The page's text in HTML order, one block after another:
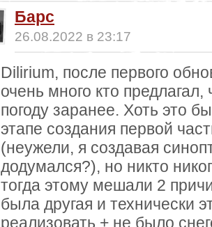
Барс
26.08.2022 в 23:17
Dilirium, после первого
очень много кто
погоду заранее. Хоть это
этапе создания первой
(неужели, я создавая
додумался?), но никто
тогда этому мешали 2
была другая и технически
реализовать + не было